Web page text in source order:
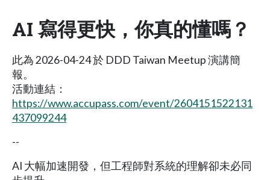
AI 寫得更快，你真的懂嗎？
此為 2026-04-24 於 DDD Taiwan Meetup 演講簡
報。
活動連結：
https://www.accupass.com/event/2604151522131
437099244
--
AI 大幅加速開發，但工程師對系統的理解卻未必同